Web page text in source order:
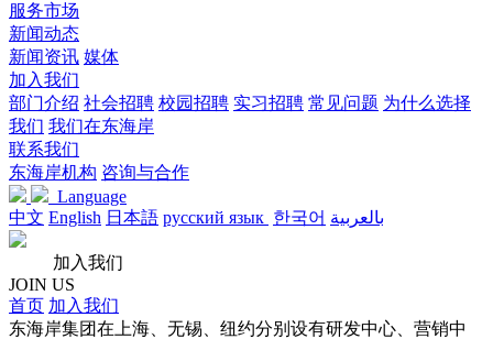
服务市场
新闻动态
新闻资讯 媒体
加入我们
部门介绍 社会招聘 校园招聘 实习招聘 常见问题 为什么选择
我们 我们在东海岸
联系我们
东海岸机构 咨询与合作
Language
中文 English 日本語 русский язык 한국어 بالعربية
加入我们
JOIN US
首页 加入我们
东海岸集团在上海、无锡、纽约分别设有研发中心、营销中